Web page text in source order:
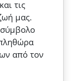
τις
μας.
σύμβολο
από τον